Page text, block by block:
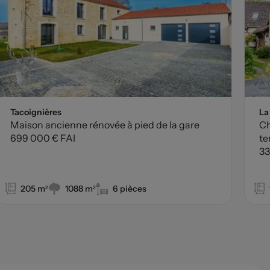
Tacoignières
Maison ancienne rénovée à pied de la gare
699 000 € FAI
205 m² 1088 m² 6 pièces